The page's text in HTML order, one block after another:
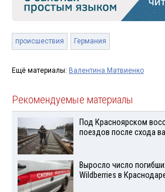
происшествия Германия
Ещё материалы: Валентина Матвиенко
Рекомендуемые материалы
Под Красноярском
поездов после схода
Выросло число
Wildberries в